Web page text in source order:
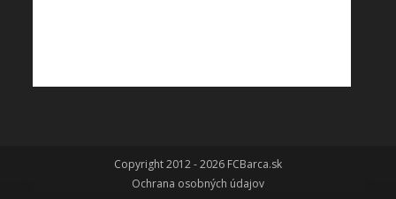
Copyright 2012 - 2026 FCBarca.sk
Ochrana osobných údajov